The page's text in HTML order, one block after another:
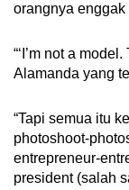
orangnya enggak
“‘I’m not a
Alamanda yang
“Tapi semua itu
photoshoot-
entrepreneur-
president (salah